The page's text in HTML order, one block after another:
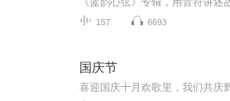
157 6693
国庆节